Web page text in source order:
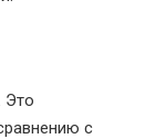
Это
с